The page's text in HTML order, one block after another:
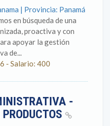
| Provincia: Panamá
en búsqueda de una
proactiva y con
apoyar la gestión
de...
- Salario: 400
-